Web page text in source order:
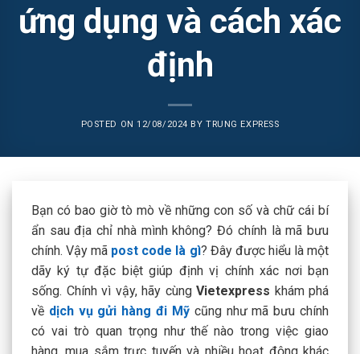
ứng dụng và cách xác
định
POSTED ON12/08/2024 BYTRUNG EXPRESS
Bạn có bao giờ tò mò về những con số và chữ cái bí
ẩn sau địa chỉ nhà mình không? Đó chính là mã bưu
chính. Vậy mã post code là gì? Đây được hiểu là một
dãy ký tự đặc biệt giúp định vị chính xác nơi bạn
sống. Chính vì vậy, hãy cùng Vietexpress khám phá
về dịch vụ gửi hàng đi Mỹcũng như mã bưu chính
có vai trò quan trọng như thế nào trong việc giao